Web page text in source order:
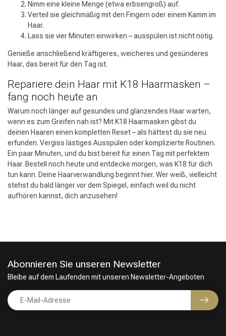
Friseurwahl
Nimm eine kleine Menge (etwa erbsengroß) auf.
Verteil sie gleichmäßig mit den Fingern oder einem Kamm im
Haar.
Lass sie vier Minuten einwirken – ausspülen ist nicht nötig.
Genieße anschließend kräftigeres, weicheres und gesünderes
Haar, das bereit für den Tag ist.
Repariere dein Haar mit K18 Haarmasken –
fang noch heute an
Warum noch länger auf gesundes und glänzendes Haar warten,
wenn es zum Greifen nah ist? Mit K18 Haarmasken gibst du
deinen Haaren einen kompletten Reset – als hättest du sie neu
erfunden. Vergiss lästiges Ausspülen oder komplizierte Routinen.
Ein paar Minuten, und du bist bereit für einen Tag mit perfektem
Haar. Bestell noch heute und entdecke morgen, was K18 für dich
tun kann. Deine Haarverwandlung beginnt hier. Wer weiß, vielleicht
stehst du bald länger vor dem Spiegel, einfach weil du nicht
aufhören kannst, dich anzusehen!
Abonnieren Sie unseren Newsletter
Bleibe auf dem Laufenden mit unseren Newsletter-Angeboten